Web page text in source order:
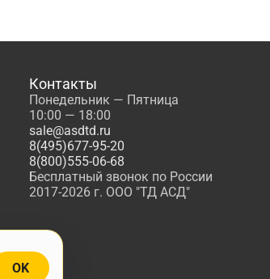
Контакты
Понедельник — Пятница
10:00 — 18:00
sale@asdtd.ru
8(495)677-95-20
8(800)555-06-68
Бесплатный звонок по России
2017-2026 г. ООО "ТД АСД"
OK